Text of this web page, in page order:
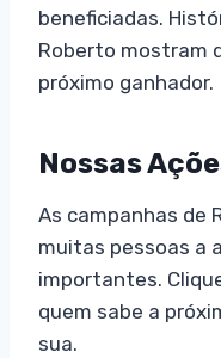
beneficiadas.
Roberto mostram
próximo ganhador.
Nossas
As campanhas de
muitas pessoas a
importantes. Clique
quem sabe a
sua.